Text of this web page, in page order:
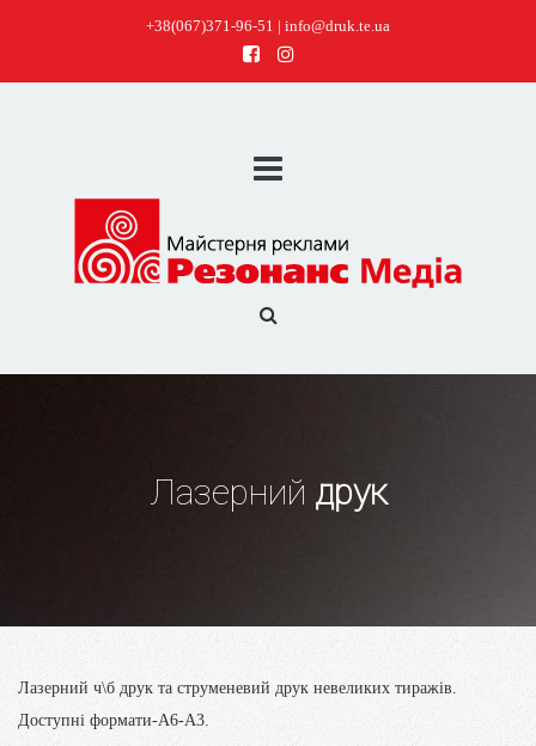
+38(067)371-96-51 | info@druk.te.ua
Лазерний друк
Лазерний ч\б друк та струменевий друк невеликих тиражів.
Доступні формати-А6-А3.